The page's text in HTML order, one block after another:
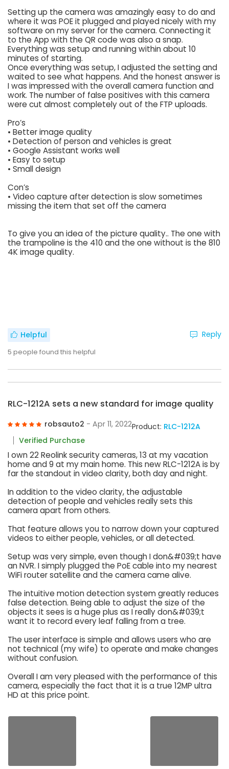
Setting up the camera was amazingly easy to do and
where it was POE it plugged and played nicely with my
software on my server for the camera. Connecting it
to the App with the QR code was also a snap.
Everything was setup and running within about 10
minutes of starting.
Once everything was setup, I adjusted the setting and
waited to see what happens. And the honest answer is
I was impressed with the overall camera function and
work. The number of false positives with this camera
were cut almost completely out of the FTP uploads.
Pro’s
• Better image quality
• Detection of person and vehicles is great
• Google Assistant works well
• Easy to setup
• Small design
Con’s
• Video capture after detection is slow sometimes
missing the item that set off the camera
To give you an idea of the picture quality.. The one with
the trampoline is the 410 and the one without is the 810
4K image quality.
Helpful
5 people found this helpful
Reply
RLC-1212A sets a new standard for image quality
robsauto2 - Apr 11, 2022Product: RLC-1212A
Verified Purchase
I own 22 Reolink security cameras, 13 at my vacation
home and 9 at my main home. This new RLC-1212A is by
far the standout in video clarity, both day and night.
In addition to the video clarity, the adjustable
detection of people and vehicles really sets this
camera apart from others.
That feature allows you to narrow down your captured
videos to either people, vehicles, or all detected.
Setup was very simple, even though I don&#039;t have
an NVR. I simply plugged the PoE cable into my nearest
WiFi router satellite and the camera came alive.
The intuitive motion detection system greatly reduces
false detection. Being able to adjust the size of the
objects it sees is a huge plus as I really don&#039;t
want it to record every leaf falling from a tree.
The user interface is simple and allows users who are
not technical (my wife) to operate and make changes
without confusion.
Overall I am very pleased with the performance of this
camera, especially the fact that it is a true 12MP ultra
HD at this price point.